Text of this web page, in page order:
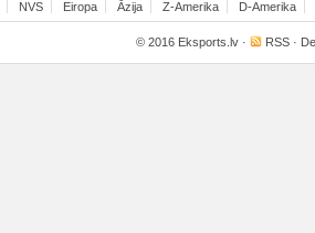
NVS Eiropa Āzija Z-Amerika D-Amerika
© 2016 Eksports.lv · RSS ·